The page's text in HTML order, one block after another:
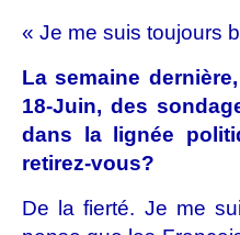
« Je me suis toujours
La semaine
18-Juin, des
dans la lignée
retirez-vous?
De la fierté. Je me